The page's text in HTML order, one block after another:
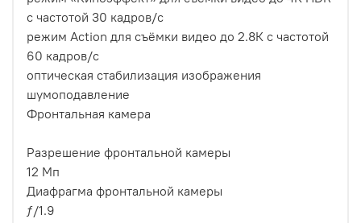
с частотой 30 кадров/с
режим Action для съёмки видео до 2.8К с частотой
60 кадров/с
оптическая стабилизация изображения
шумоподавление
Фронтальная камера
Разрешение фронтальной камеры
12 Мп
Диафрагма фронтальной камеры
ƒ/1.9